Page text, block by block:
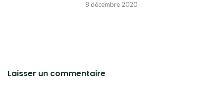
8 décembre 2020
Laisser un commentaire